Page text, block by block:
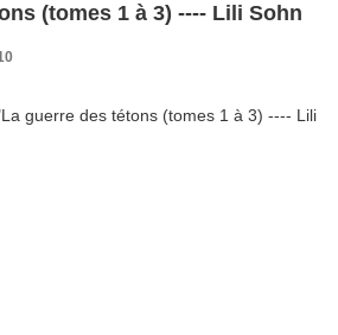
(tomes 1 à 3) ---- Lili Sohn